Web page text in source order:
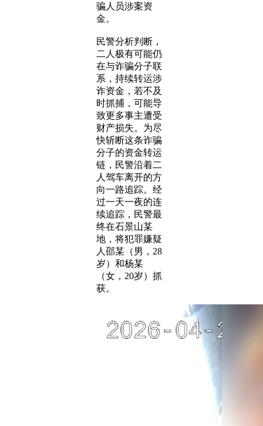
骗人员涉案资
金。
民警分析判断，
二人极有可能仍
在与诈骗分子联
系，持续转运涉
诈资金，若不及
时抓捕，可能导
致更多事主遭受
财产损失。为尽
快斩断这条诈骗
分子的资金转运
链，民警沿着二
人驾车离开的方
向一路追踪。经
过一天一夜的连
续追踪，民警最
终在石景山某
地，将犯罪嫌疑
人邵某（男，28
岁）和杨某
（女，20岁）抓
获。